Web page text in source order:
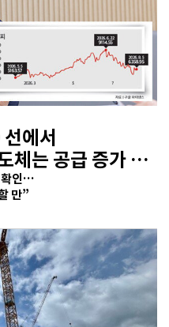
에서
체는 공급 증가 선
확인…
만”